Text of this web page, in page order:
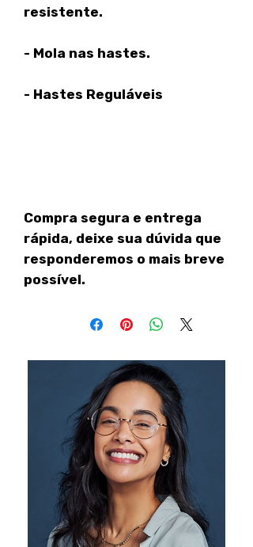
resistente.
- Mola nas hastes.
- Hastes Reguláveis
Compra segura e entrega
rápida, deixe sua dúvida que
responderemos o mais breve
possível.